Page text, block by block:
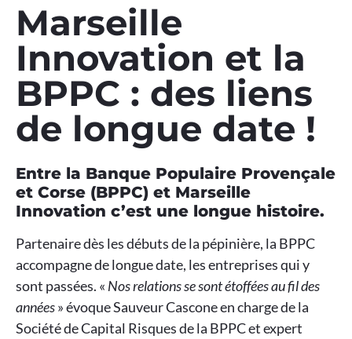
Marseille
Innovation et la
BPPC : des liens
de longue date !
Entre la Banque Populaire Provençale
et Corse (BPPC) et Marseille
Innovation c’est une longue histoire.
Partenaire dès les débuts de la pépinière, la BPPC
accompagne de longue date, les entreprises qui y
sont passées. « Nos relations se sont étoffées au fil des
années» évoque Sauveur Cascone en charge de la
Société de Capital Risques de la BPPC et expert